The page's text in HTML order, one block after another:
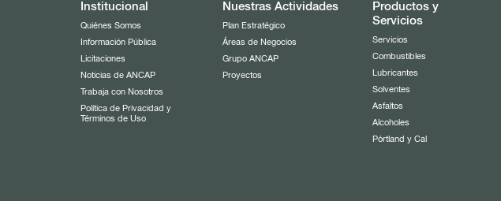
Institucional
Quiénes Somos
Información Pública
Licitaciones
Noticias de ANCAP
Trabaja con Nosotros
Política de Privacidad y
Términos de Uso
Nuestras Actividades
Plan Estratégico
Áreas de Negocios
Grupo ANCAP
Proyectos
Productos y
Servicios
Servicios
Combustibles
Lubricantes
Solventes
Asfaltos
Alcoholes
Pórtland y Cal